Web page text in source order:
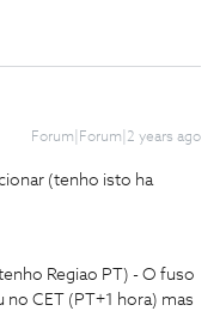
Forum|Forum|2 years ago
(tenho isto ha
Regiao PT) - O fuso
CET (PT+1 hora) mas